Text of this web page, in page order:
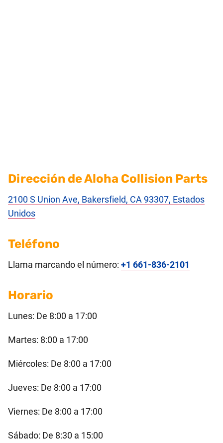
Dirección de Aloha Collision Parts
2100 S Union Ave, Bakersfield, CA 93307, Estados
Unidos
Teléfono
Llama marcando el número: +1 661-836-2101
Horario
Lunes: De 8:00 a 17:00
Martes: 8:00 a 17:00
Miércoles: De 8:00 a 17:00
Jueves: De 8:00 a 17:00
Viernes: De 8:00 a 17:00
Sábado: De 8:30 a 15:00